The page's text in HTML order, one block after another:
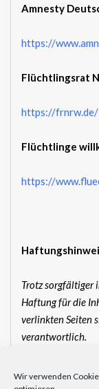
Wir verwenden
Amnesty
https://
Flüchtlingsrat
https://frnrw.de/
Flüchtlinge
https://
Trotz sorgfältiger
Haftung für die
verlinkten Seiten
verantwortlich.